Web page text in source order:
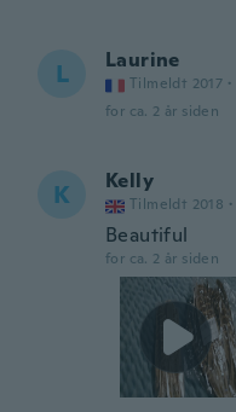
L Laurine
Tilmeldt 2017 ·
for ca. 2 år siden
K Kelly
Tilmeldt 2018 ·
Beautiful
for ca. 2 år siden